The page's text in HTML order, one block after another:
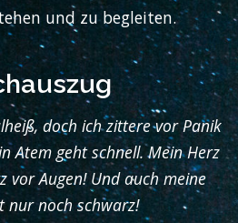
und zu begleiten.
doch ich zittere vor Panik
Atem geht schnell. Mein Herz
vor Augen! Und auch meine
nur noch schwarz!